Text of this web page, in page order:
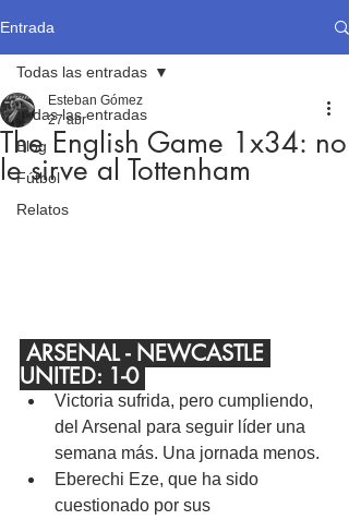
Entrada
Todas las entradas
Blog
Fútbol
Relatos
Todas las entradas
The English Game 1x34: no
le sirve al Tottenham
Esteban Gómez
27 abr
ARSENAL - NEWCASTLE
UNITED: 1-0
Victoria sufrida, pero cumpliendo,
del Arsenal para seguir líder una
semana más. Una jornada menos.
Eberechi Eze, que ha sido
cuestionado por sus